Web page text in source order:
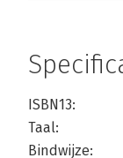
ISBN13:
Taal:
Bindwijze: